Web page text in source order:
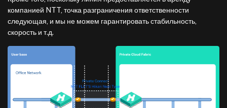
компанией NTT, точка разграничения ответственности
следующая, и мы не можем гарантировать стабильность,
скорость и т.д.